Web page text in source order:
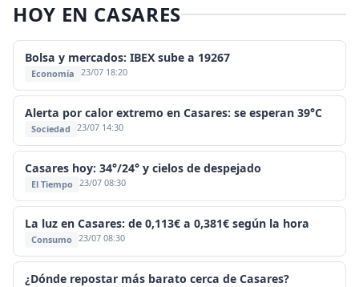
HOY EN CASARES
Bolsa y mercados: IBEX sube a 19267
Economía 23/07 18:20
Alerta por calor extremo en Casares: se esperan 39°C
Sociedad 23/07 14:30
Casares hoy: 34°/24° y cielos de despejado
El Tiempo 23/07 08:30
La luz en Casares: de 0,113€ a 0,381€ según la hora
Consumo 23/07 08:30
¿Dónde repostar más barato cerca de Casares?